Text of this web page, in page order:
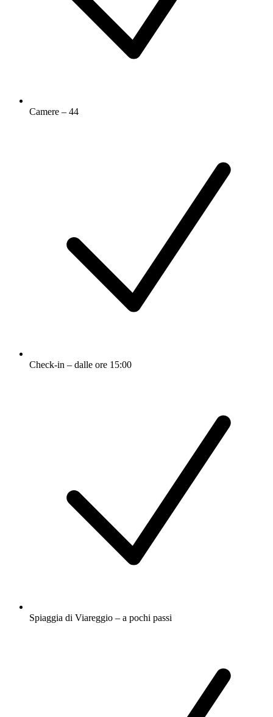
Camere – 44
Check-in – dalle ore 15:00
Spiaggia di Viareggio – a pochi passi